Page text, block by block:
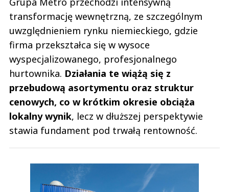
transformację wewnętrzną, ze szczególnym
uwzględnieniem rynku niemieckiego, gdzie
firma przekształca się w wysoce
wyspecjalizowanego, profesjonalnego
hurtownika. Działania te wiążą się z
przebudową asortymentu oraz struktur
cenowych, co w krótkim okresie obciąża
lokalny wynik, lecz w dłuższej perspektywie
stawia fundament pod trwałą rentowność.